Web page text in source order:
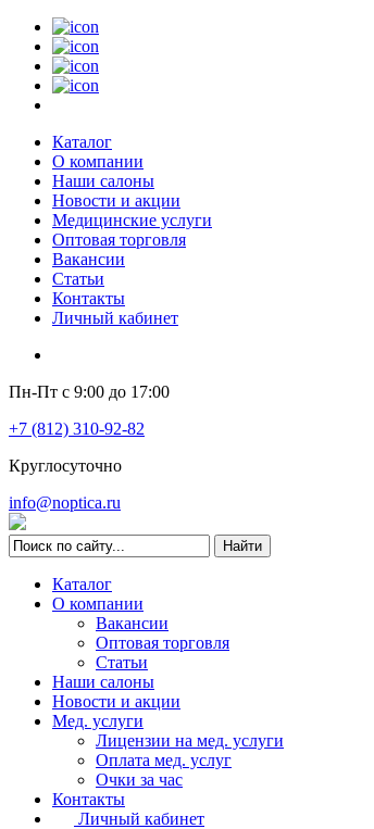
Каталог
О компании
Наши салоны
Новости и акции
Медицинские услуги
Оптовая торговля
Вакансии
Статьи
Контакты
Личный кабинет
Пн-Пт с 9:00 до 17:00
+7 (812) 310-92-82
Круглосуточно
info@noptica.ru
Каталог
О компании
Вакансии
Оптовая торговля
Статьи
Наши салоны
Новости и акции
Мед. услуги
Лицензии на мед. услуги
Оплата мед. услуг
Очки за час
Контакты
Личный кабинет